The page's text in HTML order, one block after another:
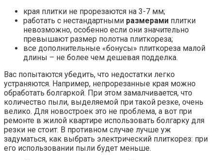
края плитки не прорезаются на 3-7 мм;
работать с нестандартными размерами плитки
невозможно, особенно если они значительно
превышают размер полотна плиткореза;
все дополнительные «бонусы» плиткореза малой
длины – не более чем дешевая подделка.
Вас попытаются убедить, что недостатки легко
устраняются. Например, непрорезанные края можно
обработать болгаркой. При этом замалчивается, что
количество пыли, выделяемой при такой резке, очень
велико. Для новостроек это не проблема, а вот при
ремонте в жилой квартире использовать болгарку для
резки не стоит. В противном случае лучше уж
задуматься, как выбрать электрический плиткорез: при
его использовании пыли будет меньше.